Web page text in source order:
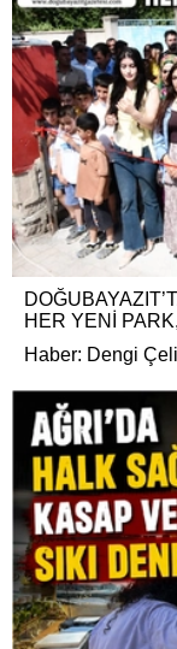
HER YENİ
Haber: Dengi